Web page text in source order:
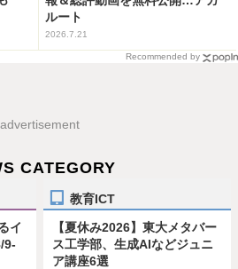
ルート
2026.7.21
Recommended by
advertisement
CATEGORY
イ
9-
教育ICT
【夏休み2026】東大メタバー
ス工学部、生成AIなどジュニ
ア講座6選